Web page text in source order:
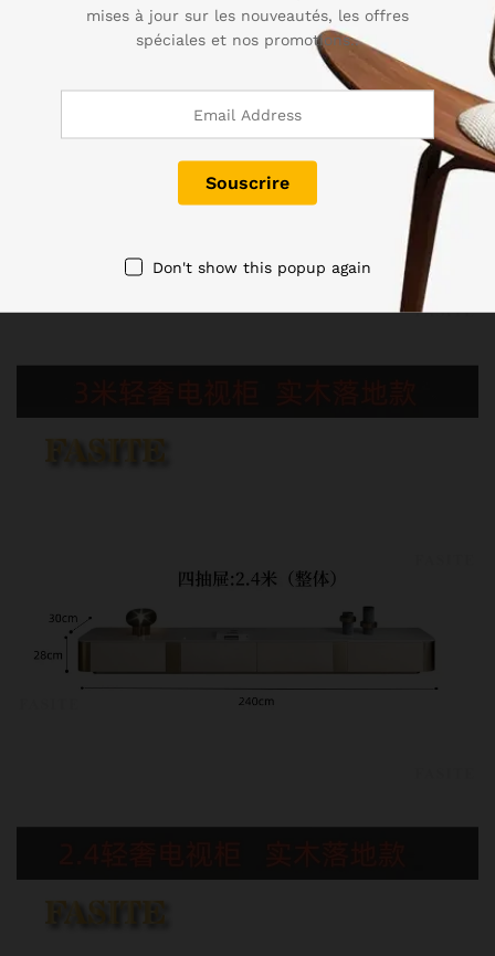
mises à jour sur les nouveautés, les offres
spéciales et nos promotions..
Don't show this popup again